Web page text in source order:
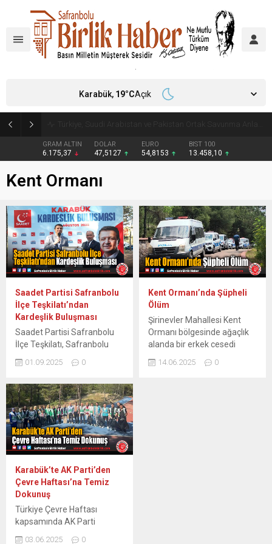
GRAM ALTIN
6.175,37
DOLAR
47,5127
EURO
54,8153
BIST 100
13.458,10
Karabük, 19°CAçık
Kent Ormanı
Saadet Partisi Safranbolu
İlçe Teşkilatı’ndan
Kardeşlik Buluşması
Saadet Partisi Safranbolu
İlçe Teşkilatı, Safranbolu
düzenlenen Kardeşlik
Başkan Mahmut Arıkan’ı
ağırladı. Piknik programı,
yoğun katılım ve coşku ile
gerçekleşirken, katılımcılar
arasında birlik ve beraberlik
duygusu pekiştirildi. Etkinlik
sırasında ülke ve bölge
sorunları ile çözüm yolları
üzerine istişareler de yapıldı.
Mahmut Arıkan’a Teşekkür
Genel Başkan...
01.09.2025 0
Kent Ormanı’nda Şüpheli
Ölüm
Şirinevler Mahallesi Kent
Ormanı bölgesinde ağaçlık
alanda bir erkek cesedi
soruşturma başlatıldı.
14.06.2025 0
Karabük’te AK Parti’den
Çevre Haftası’na Temiz
Dokunuş
Türkiye Çevre Haftası
kapsamında AK Parti
03.06.2025 0